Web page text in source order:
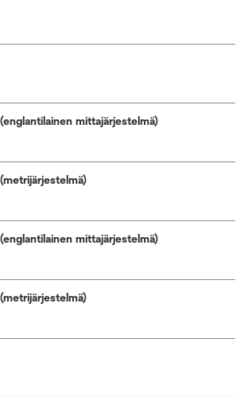
mittajärjestelmä)
mittajärjestelmä)